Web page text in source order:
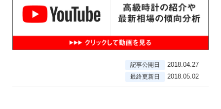
記事公開日 2018.04.27
最終更新日 2018.05.02